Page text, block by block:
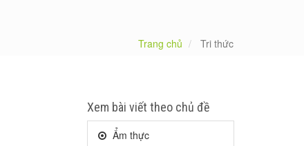
Trang chủ Tri thức
Xem bài viết theo chủ đề
Ẩm thực